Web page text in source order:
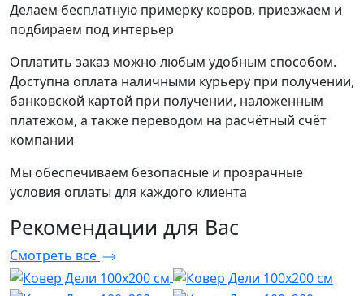
Делаем бесплатную примерку ковров, приезжаем и
подбираем под интерьер
Оплатить заказ можно любым удобным способом.
Доступна оплата наличными курьеру при получении,
банковской картой при получении, наложенным
платежом, а также переводом на расчётный счёт
компании
Мы обеспечиваем безопасные и прозрачные
условия оплаты для каждого клиента
Рекомендации для Вас
Смотреть все